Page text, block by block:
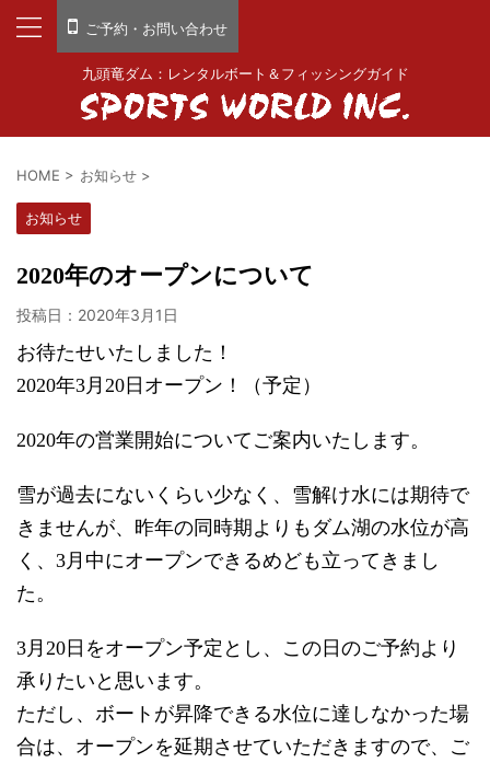
ご予約・お問い合わせ
九頭竜ダム：レンタルボート＆フィッシングガイド
HOME > お知らせ >
お知らせ
2020年のオープンについて
投稿日： 2020年3月1日
お待たせいたしました！
2020年3月20日オープン！（予定）
2020年の営業開始についてご案内いたします。
雪が過去にないくらい少なく、雪解け水には期待で
きませんが、昨年の同時期よりもダム湖の水位が高
く、3月中にオープンできるめども立ってきまし
た。
3月20日をオープン予定とし、この日のご予約より
承りたいと思います。
ただし、ボートが昇降できる水位に達しなかった場
合は、オープンを延期させていただきますので、ご